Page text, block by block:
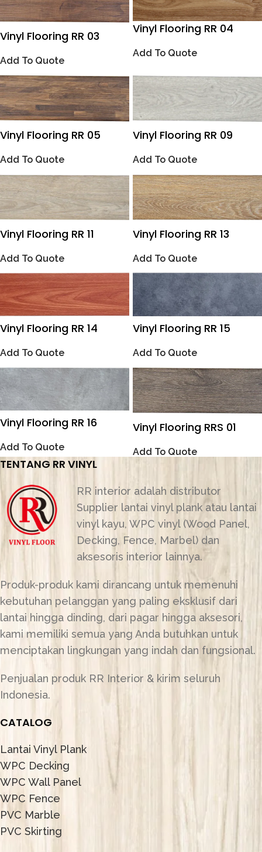
Vinyl Flooring RR 03
Add To Quote
Vinyl Flooring RR 04
Add To Quote
Vinyl Flooring RR 05
Add To Quote
Vinyl Flooring RR 09
Add To Quote
Vinyl Flooring RR 11
Add To Quote
Vinyl Flooring RR 13
Add To Quote
Vinyl Flooring RR 14
Add To Quote
Vinyl Flooring RR 15
Add To Quote
Vinyl Flooring RR 16
Add To Quote
Vinyl Flooring RRS 01
Add To Quote
TENTANG RR VINYL
RR interior adalah distributor
Supplier lantai vinyl plank atau lantai
vinyl kayu, WPC vinyl (Wood Panel,
Decking, Fence, Marbel) dan
aksesoris interior lainnya.
Produk-produk kami dirancang untuk memenuhi
kebutuhan pelanggan yang paling eksklusif dari
lantai hingga dinding, dari pagar hingga aksesori,
kami memiliki semua yang Anda butuhkan untuk
menciptakan lingkungan yang indah dan fungsional.
Penjualan produk RR Interior & kirim seluruh
Indonesia.
CATALOG
Lantai Vinyl Plank
WPC Decking
WPC Wall Panel
WPC Fence
PVC Marble
PVC Skirting